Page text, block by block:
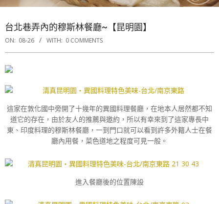
台北巷弄內的穆斯林餐廳~【昆明園】
ON: 08-26 WITH: 0 COMMENTS
這家在敦化國中旁開了十幾年的異國料理餐廳，在地本人居然都不知
道它的存在，由於友人的推薦與邀約，所以有幸來到了這家專長中
東、印度料理的穆斯林餐廳，一到門口就可以看到許多外籍人士在餐
廳內用餐，菜色道地之程度可見一般。
進入餐廳後的位置陳設